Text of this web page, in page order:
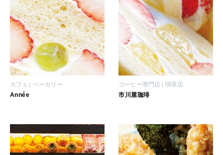
FORTUNE
明日のわたし
[12星座別] Weekly Holoscope
[12星座別] Monthly Love Holoscope
算命学がわかる今月のあなた
HEALTH
自分にやさしく
LEARN
知る、考える
カフェ ベーカリー
Année
コーヒー専門店 喫茶店
市川屋珈琲